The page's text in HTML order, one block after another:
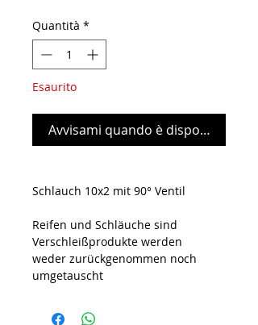
Quantità *
Esaurito
Avvisami quando è disponibile
Schlauch 10x2 mit 90° Ventil
Reifen und Schläuche sind
Verschleißprodukte werden
weder zurückgenommen noch
umgetauscht